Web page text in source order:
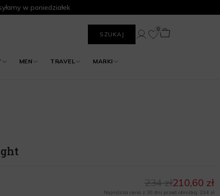
w poniedziałek
SZUKAJ
MEN TRAVEL MARKI
0
210,60 zł
234 zł
Najniższa cena z 30 dni przed obniżką: 234 zł